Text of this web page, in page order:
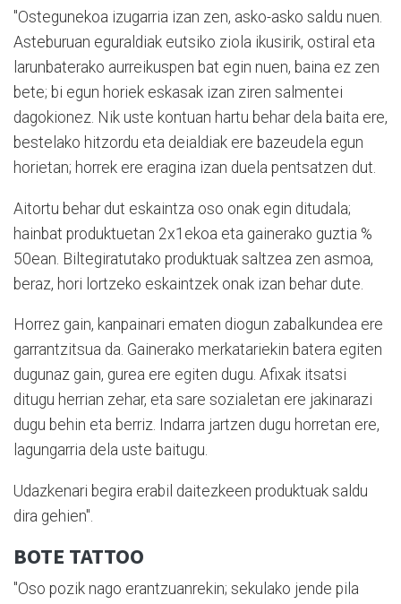
"Ostegunekoa izugarria izan zen, asko-asko saldu nuen.
Asteburuan eguraldiak eutsiko ziola ikusirik, ostiral eta
larunbaterako aurreikuspen bat egin nuen, baina ez zen
bete; bi egun horiek eskasak izan ziren salmentei
dagokionez. Nik uste kontuan hartu behar dela baita ere,
bestelako hitzordu eta deialdiak ere bazeudela egun
horietan; horrek ere eragina izan duela pentsatzen dut.
Aitortu behar dut eskaintza oso onak egin ditudala;
hainbat produktuetan 2x1ekoa eta gainerako guztia %
50ean. Biltegiratutako produktuak saltzea zen asmoa,
beraz, hori lortzeko eskaintzek onak izan behar dute.
Horrez gain, kanpainari ematen diogun zabalkundea ere
garrantzitsua da. Gainerako merkatariekin batera egiten
dugunaz gain, gurea ere egiten dugu. Afixak itsatsi
ditugu herrian zehar, eta sare sozialetan ere jakinarazi
dugu behin eta berriz. Indarra jartzen dugu horretan ere,
lagungarria dela uste baitugu.
Udazkenari begira erabil daitezkeen produktuak saldu
dira gehien".
BOTE TATTOO
"Oso pozik nago erantzuanrekin; sekulako jende pila